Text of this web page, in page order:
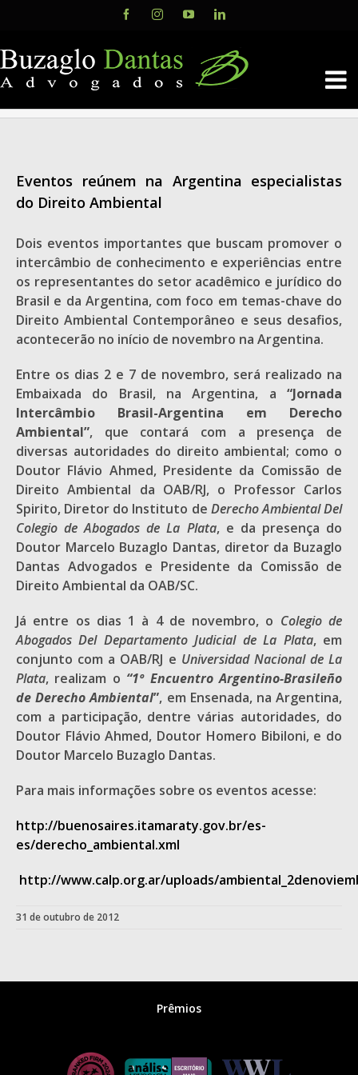
content
FacebookInstagramYouTubeLinkedIn
Eventos reúnem na Argentina especialistas
do Direito Ambiental
Dois eventos importantes que buscam promover o
intercâmbio de conhecimento e experiências entre
os representantes do setor acadêmico e jurídico do
Brasil e da Argentina, com foco em temas-chave do
Direito Ambiental Contemporâneo e seus desafios,
acontecerão no início de novembro na Argentina.
Entre os dias 2 e 7 de novembro, será realizado na
Embaixada do Brasil, na Argentina, a “Jornada
Intercâmbio Brasil-Argentina em Derecho
Ambiental”, que contará com a presença de
diversas autoridades do direito ambiental; como o
Doutor Flávio Ahmed, Presidente da Comissão de
Direito Ambiental da OAB/RJ, o Professor Carlos
Spirito, Diretor do Instituto de Derecho Ambiental Del
Colegio de Abogados de La Plata, e da presença do
Doutor Marcelo Buzaglo Dantas, diretor da Buzaglo
Dantas Advogados e Presidente da Comissão de
Direito Ambiental da OAB/SC.
Já entre os dias 1 à 4 de novembro, o Colegio de
Abogados Del Departamento Judicial de La Plata, em
conjunto com a OAB/RJ e Universidad Nacional de La
Plata, realizam o “1º Encuentro Argentino-Brasileño
de Derecho Ambiental”, em Ensenada, na Argentina,
com a participação, dentre várias autoridades, do
Doutor Flávio Ahmed, Doutor Homero Bibiloni, e do
Doutor Marcelo Buzaglo Dantas.
Para mais informações sobre os eventos acesse:
http://buenosaires.itamaraty.gov.br/es-
es/derecho_ambiental.xml
http://www.calp.org.ar/uploads/
31 de outubro de 2012
Prêmios